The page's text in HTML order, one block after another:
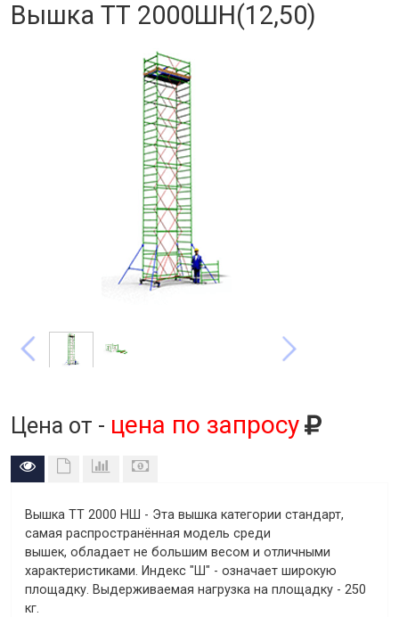
Вышка ТТ 2000ШН(12,50)
Цена от - цена по запросу
Вышка ТТ 2000 НШ - Эта вышка категории стандарт,
самая распространённая модель среди
вышек, обладает не большим весом и отличными
характеристиками. Индекс "Ш" - означает широкую
площадку. Выдерживаемая нагрузка на площадку - 250
кг.